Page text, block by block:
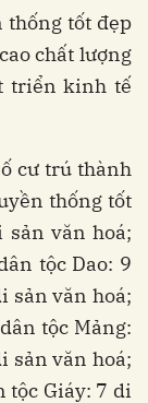
thống tốt đẹp
chất lượng
triển kinh tế
cư trú thành
thống tốt
sản văn hoá;
tộc Dao: 9
sản văn hoá;
tộc Mảng:
sản văn hoá;
tộc Giáy: 7 di